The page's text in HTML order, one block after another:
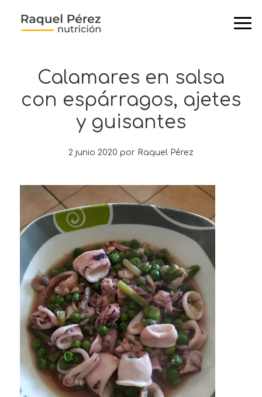
Calamares en salsa
con espárragos, ajetes
y guisantes
2 junio 2020 por Raquel Pérez